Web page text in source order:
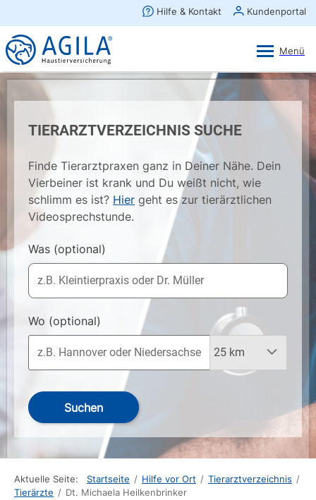
TIERARZTVERZEICHNIS SUCHE
Finde Tierarztpraxen ganz in Deiner Nähe. Dein
Vierbeiner ist krank und Du weißt nicht, wie
schlimm es ist? Hier geht es zur tierärztlichen
Videosprechstunde.
Was (optional)
Wo (optional)
Suchen
Aktuelle Seite: Startseite / Hilfe vor Ort / Tierarztverzeichnis /
Tierärzte / Dt. Michaela Heilkenbrinker
×
AGILA Kunden-App
Gratis - Im Play Store laden
Ansehen